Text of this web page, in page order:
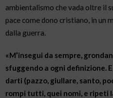
ambientalismo che vada oltre il
pace come dono cristiano, in un
dalla guerra.
«M’insegui da sempre,
sfuggendo a ogni definizione.
darti (pazzo, giullare, santo,
rompi tutti, quei nomi, e ripeti